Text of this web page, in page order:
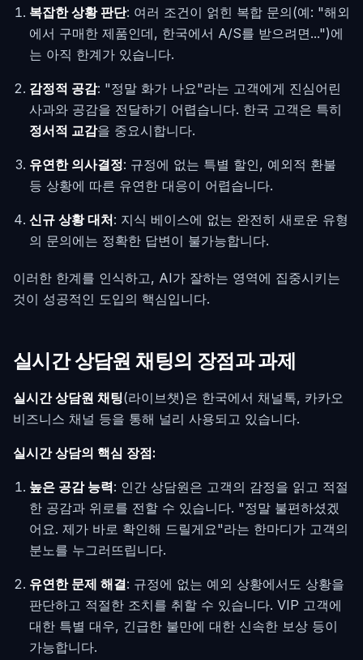
복잡한 상황 판단: 여러 조건이 얽힌 복합 문의(예: "해외
에서 구매한 제품인데, 한국에서 A/S를 받으려면...")에
는 아직 한계가 있습니다.
감정적 공감: "정말 화가 나요"라는 고객에게 진심어린
사과와 공감을 전달하기 어렵습니다. 한국 고객은 특히
정서적 교감을 중요시합니다.
유연한 의사결정: 규정에 없는 특별 할인, 예외적 환불
등 상황에 따른 유연한 대응이 어렵습니다.
신규 상황 대처: 지식 베이스에 없는 완전히 새로운 유형
의 문의에는 정확한 답변이 불가능합니다.
이러한 한계를 인식하고, AI가 잘하는 영역에 집중시키는
것이 성공적인 도입의 핵심입니다.
실시간 상담원 채팅의 장점과 과제
실시간 상담원 채팅(라이브챗)은 한국에서 채널톡, 카카오
비즈니스 채널 등을 통해 널리 사용되고 있습니다.
실시간 상담의 핵심 장점:
높은 공감 능력: 인간 상담원은 고객의 감정을 읽고 적절
한 공감과 위로를 전할 수 있습니다. "정말 불편하셨겠
어요. 제가 바로 확인해 드릴게요"라는 한마디가 고객의
분노를 누그러뜨립니다.
유연한 문제 해결: 규정에 없는 예외 상황에서도 상황을
판단하고 적절한 조치를 취할 수 있습니다. VIP 고객에
대한 특별 대우, 긴급한 불만에 대한 신속한 보상 등이
가능합니다.